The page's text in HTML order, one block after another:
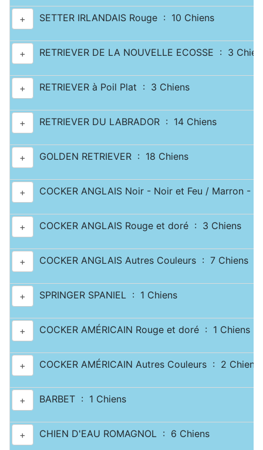
+ SETTER IRLANDAIS Rouge : 10 Chiens
+ RETRIEVER DE LA NOUVELLE ECOSSE : 3
+ RETRIEVER à Poil Plat : 3 Chiens
+ RETRIEVER DU LABRADOR : 14 Chiens
+ GOLDEN RETRIEVER : 18 Chiens
+ COCKER ANGLAIS Noir - Noir et Feu / Marron -
+ COCKER ANGLAIS Rouge et doré : 3 Chiens
+ COCKER ANGLAIS Autres Couleurs : 7 Chiens
+ SPRINGER SPANIEL : 1 Chiens
+ COCKER AMÉRICAIN Rouge et doré : 1 Chiens
+ COCKER AMÉRICAIN Autres Couleurs : 2 Chiens
+ BARBET : 1 Chiens
+ CHIEN D'EAU ROMAGNOL : 6 Chiens